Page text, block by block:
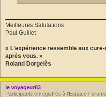
Meilleures Salutations
Paul Guillet
« L'expérience ressemble aux
après vous. »
Roland Dorgelès
le voyageur83
Participants enregistrés à l'Espace